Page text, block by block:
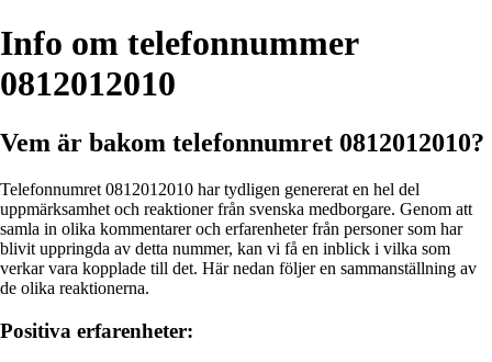
Info om telefonnummer
0812012010
Vem är bakom telefonnumret 0812012010?
Telefonnumret 0812012010 har tydligen genererat en hel del
uppmärksamhet och reaktioner från svenska medborgare. Genom att
samla in olika kommentarer och erfarenheter från personer som har
blivit uppringda av detta nummer, kan vi få en inblick i vilka som
verkar vara kopplade till det. Här nedan följer en sammanställning av
de olika reaktionerna.
Positiva erfarenheter: